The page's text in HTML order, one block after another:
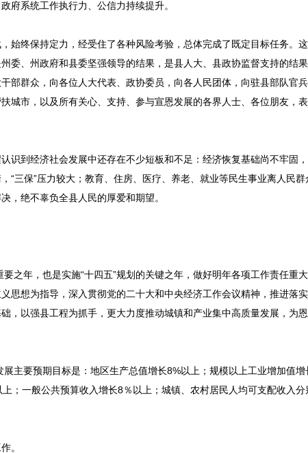
府系统工作执行力、公信力持续提升。
始终保持定力，经受住了各种风险考验，总体完成了既定目标任务。
委、州政府和县委坚强领导的结果，是县人大、县政协监督支持的结
部群众，向各位人大代表、政协委员，向各人民团体，向驻县部队官
城市，以及所有关心、支持、参与宣恩发展的各界人士、各位朋友，
识到经济社会发展中还存在不少短板和不足：经济恢复基础尚不牢固
“三保”压力较大；教育、住房、医疗、养老、就业等民生事业离人民
，绝不辜负全县人民的厚爱和期望。
之年，也是实施“十四五”规划的关键之年，做好明年各项工作责任重
思想为指导，深入贯彻党的二十大和中央经济工作会议精神，推进落
，以强县工程为抓手，更大力度推动城镇和产业集中高质量发展，为
主要预期目标是：地区生产总值增长8%以上；规模以上工业增加值
；一般公共预算收入增长8％以上；城镇、农村居民人均可支配收入
。